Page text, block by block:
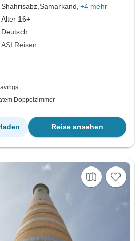
Shahrisabz,Samarkand, +4 mehr
Alter 16+
Deutsch
ASI Reisen
Doppelzimmer
Reise ansehen